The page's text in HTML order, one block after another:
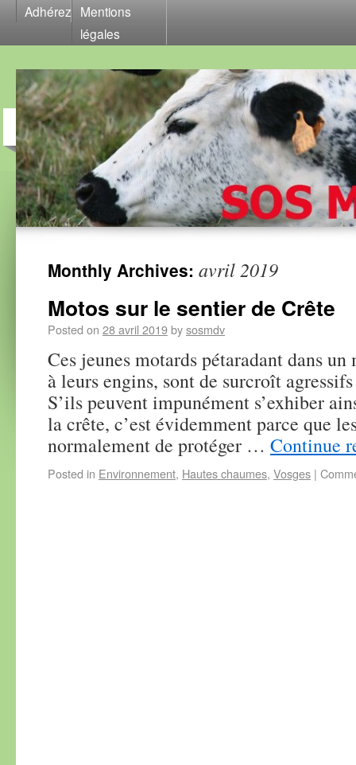
Adhérez Mentions
légales
Monthly Archives: avril 2019
Motos sur le sentier de Crête
Posted on 28 avril 2019bysosmdv
Ces jeunes motards pétaradant dans
à leurs engins, sont de surcroît
S’ils peuvent impunément s’exhiber
la crête, c’est évidemment parce que
normalement de protéger … Continue
Posted in Environnement, Hautes chaumes, Vosges |